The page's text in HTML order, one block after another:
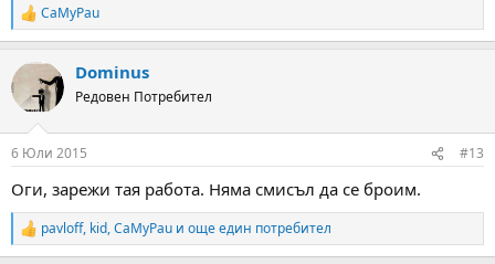
R
e
c
i
s
CaMyPau
Dominus
Редовен Потребител
6 Юли 2015 #13
Оги, зарежи тая работа. Няма смисъл да се броим.
R
e
pavloff, kid,CaMyPau и още един потребител